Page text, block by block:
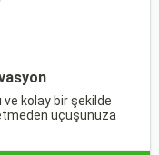
ve kolay bir şekilde
uçuşunuza